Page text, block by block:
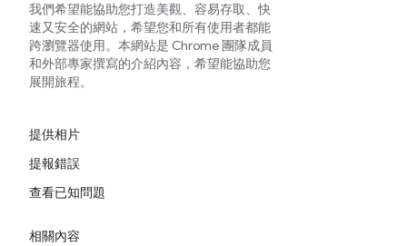
我們希望能協助您打造美觀、容易存取、快
速又安全的網站，希望您和所有使用者都能
跨瀏覽器使用。本網站是 Chrome 團隊成員
和外部專家撰寫的介紹內容，希望能協助您
展開旅程。
提供相片
提報錯誤
查看已知問題
相關內容